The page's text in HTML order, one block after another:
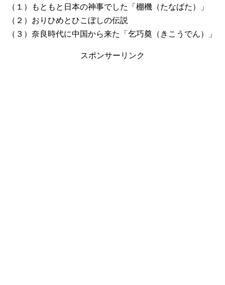
（１）もともと日本の神事でした「棚機（たなばた）」
（２）おりひめとひこぼしの伝説
（３）奈良時代に中国から来た「乞巧奠（きこうでん）」
スポンサーリンク